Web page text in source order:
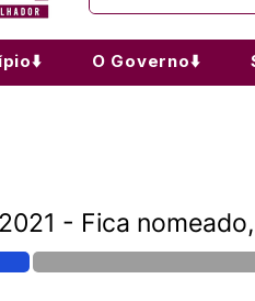
O Governo⬇️
- Fica